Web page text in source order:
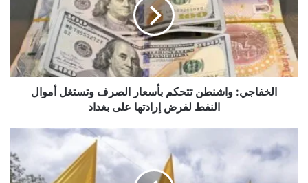
بأسعار
الصرف
وتستغل
أموال
النفط
لفرض
إرادتهاالخفاجي: واشنطن تتحكم بأسعار الصرف وتستغل أموال
النفط لفرض إرادتها على بغداد
يعلن
إصابة